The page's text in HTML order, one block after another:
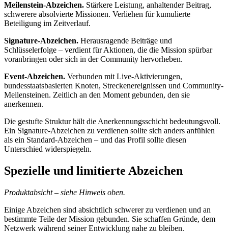
Meilenstein-Abzeichen. Stärkere Leistung, anhaltender Beitrag,
schwerere absolvierte Missionen. Verliehen für kumulierte
Beteiligung im Zeitverlauf.
Signature-Abzeichen. Herausragende Beiträge und
Schlüsselerfolge – verdient für Aktionen, die die Mission spürbar
voranbringen oder sich in der Community hervorheben.
Event-Abzeichen. Verbunden mit Live-Aktivierungen,
bundesstaatsbasierten Knoten, Streckenereignissen und Community-
Meilensteinen. Zeitlich an den Moment gebunden, den sie
anerkennen.
Die gestufte Struktur hält die Anerkennungsschicht bedeutungsvoll.
Ein Signature-Abzeichen zu verdienen sollte sich anders anfühlen
als ein Standard-Abzeichen – und das Profil sollte diesen
Unterschied widerspiegeln.
Spezielle und limitierte Abzeichen
Produktabsicht – siehe Hinweis oben.
Einige Abzeichen sind absichtlich schwerer zu verdienen und an
bestimmte Teile der Mission gebunden. Sie schaffen Gründe, dem
Netzwerk während seiner Entwicklung nahe zu bleiben.